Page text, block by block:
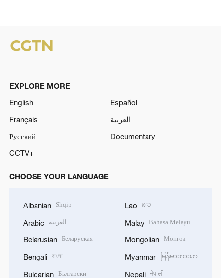
EXPLORE MORE
English
Español
Français
العربية
Русский
Documentary
CCTV+
CHOOSE YOUR LANGUAGE
Albanian Shqip
Arabic العربية
Belarusian Беларуская
Bengali বাংলা
Bulgarian Български
Lao ລາວ
Malay Bahasa Melayu
Mongolian Монгол
Myanmar မြန်မာဘာသာ
Nepali नेपाली